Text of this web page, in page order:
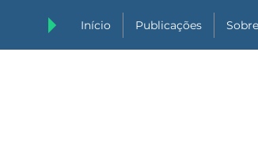
Início Publicações